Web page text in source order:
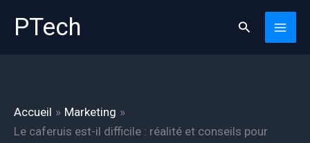
PTech Rechercher
Accueil
Marketing
Le caferuis est-il difficile : réalité et conseils pour